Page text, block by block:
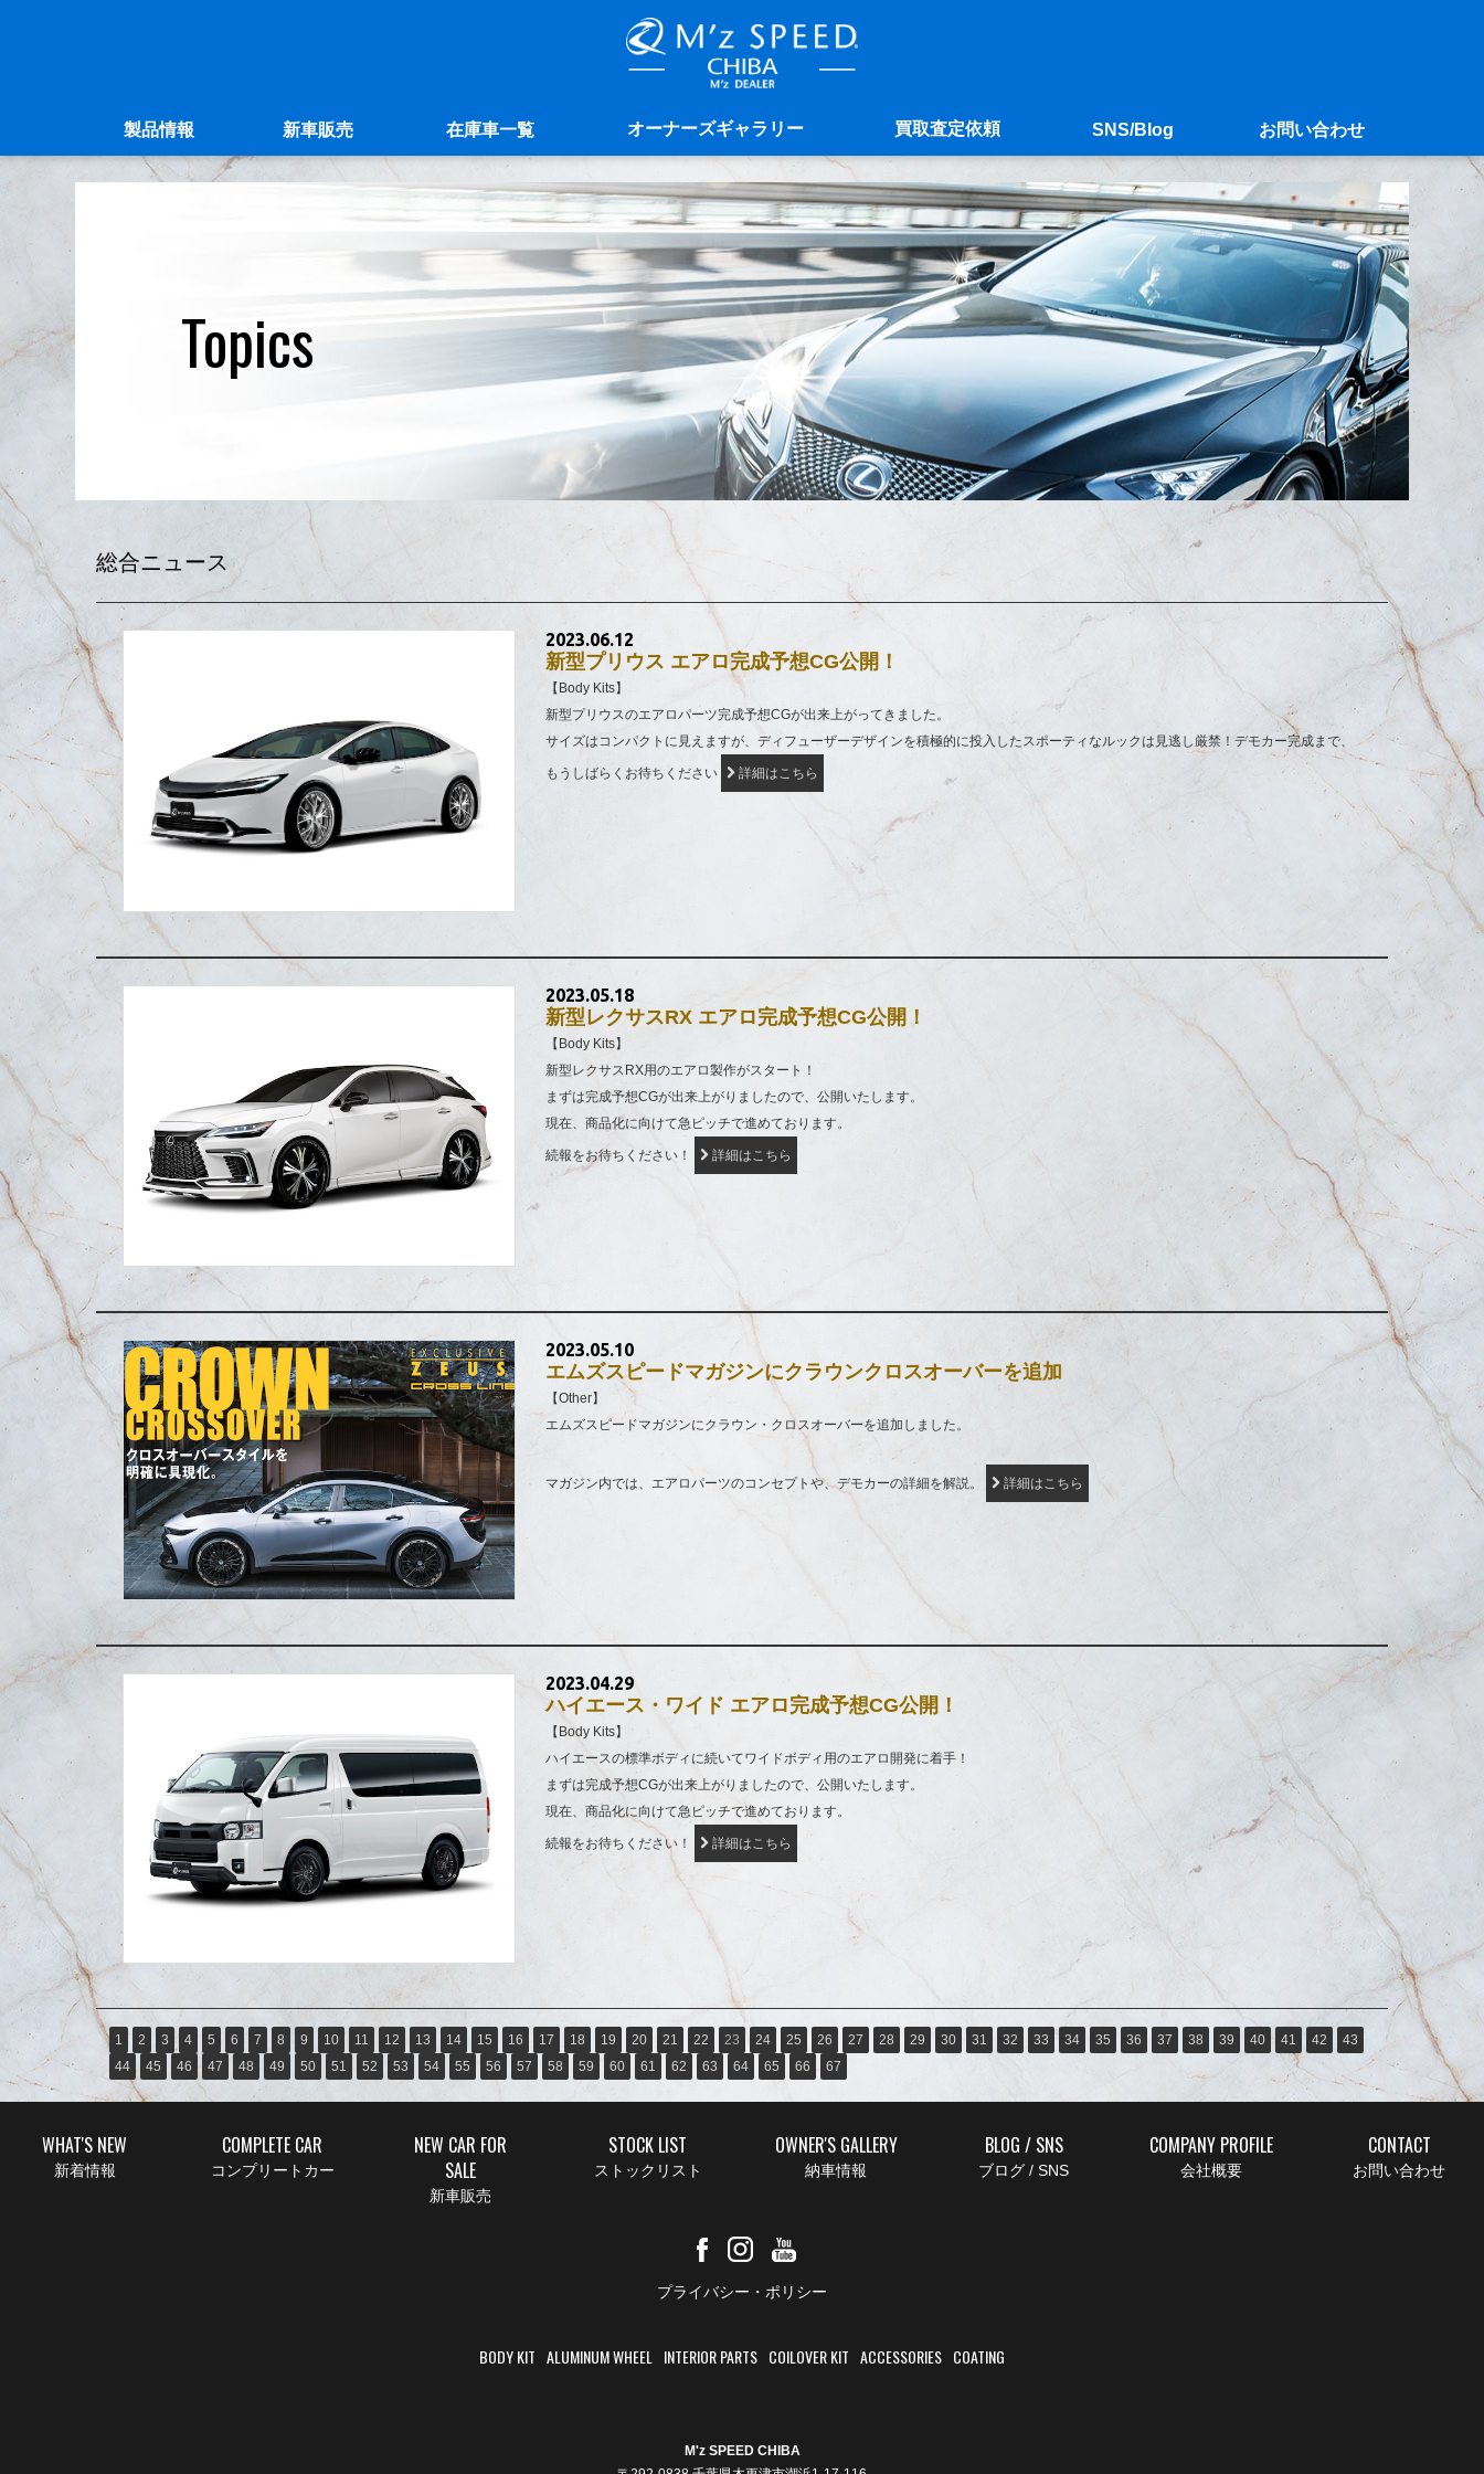
製品情報 新車販売 在庫車一覧 オーナーズギャラリー 買取査定依頼 SNS/Blog お問い合わせ
Topics
総合ニュース
2023.06.12
新型プリウス エアロ完成予想CG公開！
【Body Kits】
新型プリウスのエアロパーツ完成予想CGが出来上がってきました。
サイズはコンパクトに見えますが、ディフューザーデザインを積極的に投入したスポーティなルックは見逃し厳禁！デモカー完成まで、
もうしばらくお待ちください 詳細はこちら
2023.05.18
新型レクサスRX エアロ完成予想CG公開！
【Body Kits】
新型レクサスRX用のエアロ製作がスタート！
まずは完成予想CGが出来上がりましたので、公開いたします。
現在、商品化に向けて急ピッチで進めております。
続報をお待ちください！ 詳細はこちら
2023.05.10
エムズスピードマガジンにクラウンクロスオーバーを追加
【Other】
エムズスピードマガジンにクラウン・クロスオーバーを追加しました。
マガジン内では、エアロパーツのコンセプトや、デモカーの詳細を解説。 詳細はこちら
2023.04.29
ハイエース・ワイド エアロ完成予想CG公開！
【Body Kits】
ハイエースの標準ボディに続いてワイドボディ用のエアロ開発に着手！
まずは完成予想CGが出来上がりましたので、公開いたします。
現在、商品化に向けて急ピッチで進めております。
続報をお待ちください！ 詳細はこちら
1 2 3 4 5 6 7 8 9 10 11 12 13 14 15 16 17 18 19 20 21 22 23 24 25 26 27 28 29 30 31 32 33 34 35 36 37 38 39 40 41 42
43
44
45 46 47 48 49 50 51 52 53 54 55 56 57 58 59 60 61 62 63 64 65 66 67
WHAT'S NEW
新着情報
COMPLETE CAR
コンプリートカー
NEW CAR FOR
SALE
新車販売
STOCK LIST
ストックリスト
OWNER'S GALLERY
納車情報
BLOG / SNS
ブログ / SNS
COMPANY PROFILE
会社概要
CONTACT
お問い合わせ
プライバシー・ポリシー
BODY KIT ALUMINUM WHEEL INTERIOR PARTS COILOVER KIT ACCESSORIES COATING
M'z SPEED CHIBA